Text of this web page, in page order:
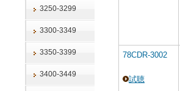
78CDR-3002
試聴
3250-3299
3300-3349
3350-3399
3400-3449